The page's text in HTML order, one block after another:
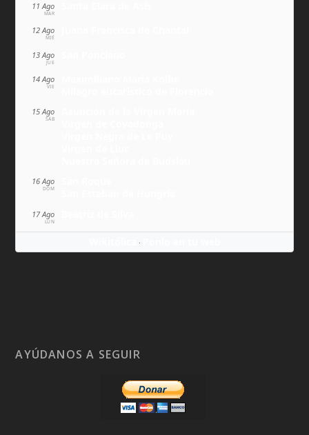
11 Ago
MAR
12 Ago
MIÉ
13 Ago
JUE
14 Ago
VIE
15 Ago
SÁB
16 Ago
DOM
17 Ago
LUN
·
AYÚDANOS A SEGUIR